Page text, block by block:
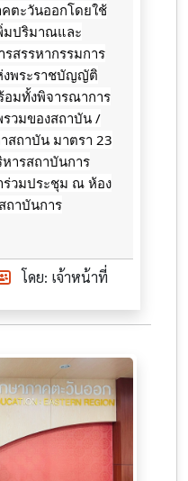
ตะวันออกโดยใช้
มปริมาณและ
สรรหากรรมการ
งพระราชบัญญัติ
อมทั้งพิจารณาการ
วมของสถาบัน /
สถาบัน มาตรา 23
ารสถาบันการ
ร่วมประชุม ณ ห้อง
ถาบันการ
โดย: เจ้าหน้าที่